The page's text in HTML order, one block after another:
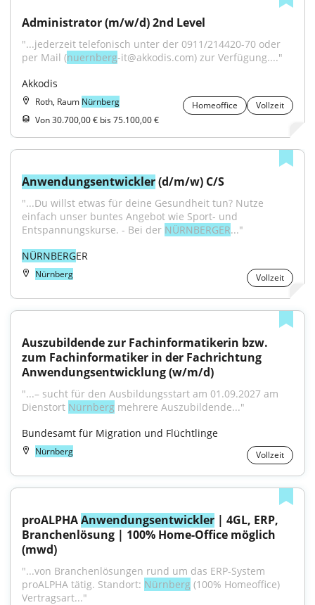
Administrator (m/w/d) 2nd Level
"...jederzeit telefonisch unter der 0911/214420-70 oder
per Mail (nuernberg-it@akkodis.com) zur Verfügung...."
Akkodis
Roth, Raum Nürnberg Homeoffice
Vollzeit
Von 30.700,00 € bis 75.100,00 €
Anwendungsentwickler (d/m/w) C/S
"...Du willst etwas für deine Gesundheit tun? Nutze
einfach unser buntes Angebot wie Sport- und
Entspannungskurse. - Bei der NÜRNBERGER..."
NÜRNBERGER
Nürnberg Vollzeit
Auszubildende zur Fachinformatikerin bzw.
zum Fachinformatiker in der Fachrichtung
Anwendungsentwicklung (w/m/d)
"...– sucht für den Ausbildungsstart am 01.09.2027 am
Dienstort Nürnberg mehrere Auszubildende..."
Bundesamt für Migration und Flüchtlinge
Nürnberg Vollzeit
proALPHA Anwendungsentwickler | 4GL, ERP,
Branchenlösung | 100% Home-Office möglich
(mwd)
"...von Branchenlösungen rund um das ERP-System
proALPHA tätig. Standort: Nürnberg (100% Homeoffice)
Vertragsart..."